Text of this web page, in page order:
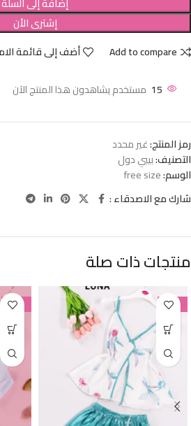
إشترى الأن
Add to compare
أضف إلى قائمة
15 مستخدم يشاهدون هذا المنتج الآن
رمز المنتج:غير محدد
التصنيف:بيبي دول
الوسم:free size
شارك مع الاصدقاء :
منتجات ذات صلة
-38%
-38%